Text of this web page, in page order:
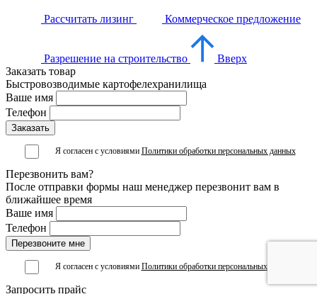
Рассчитать лизинг Коммерческое предложение
Разрешение на строительство
Вверх
Заказать товар
Быстровозводимые картофелехранилища
Ваше имя
Телефон
Я согласен с условиями Политики обработки персональных данных
Перезвонить вам?
После отправки формы наш менеджер перезвонит вам в
ближайшее время
Ваше имя
Телефон
Я согласен с условиями Политики обработки персональных данных
Запросить прайс